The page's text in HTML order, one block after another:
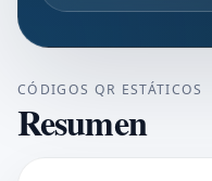
CÓDIGOS QR ESTÁTICOS
Resumen